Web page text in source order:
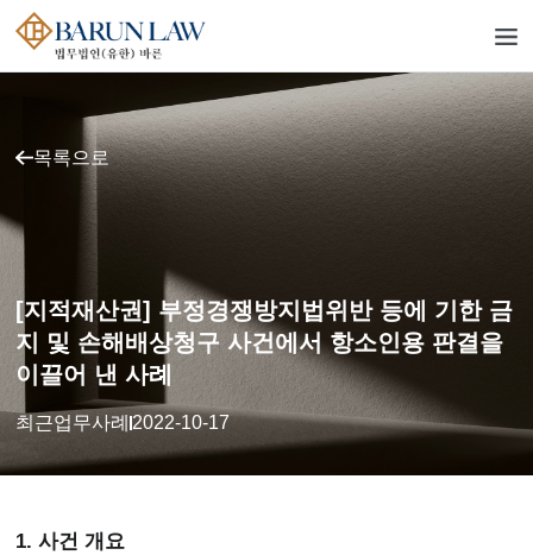
목록으로
[지적재산권] 부정경쟁방지법위반 등에 기한 금
지 및 손해배상청구 사건에서 항소인용 판결을
이끌어 낸 사례
최근업무사례 2022-10-17
1. 사건 개요